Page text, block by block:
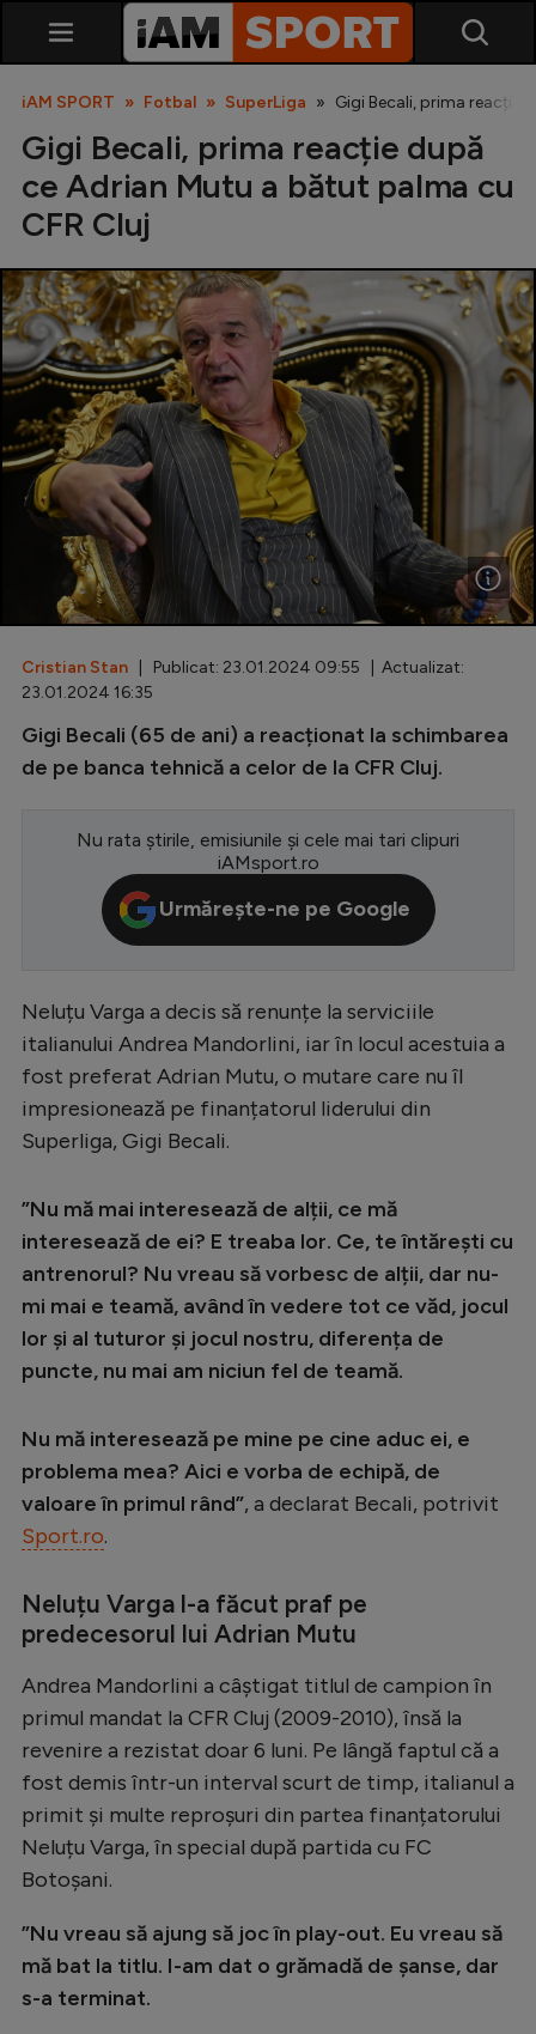
SuperLiga
Liga 2
Cupa României
Echipa Națională
U21
Fotbal feminin
Special
Diverse
Inedit
Champions League
Conference League
Premier League
Serie A
Bundesliga
Campionate
Starurile fotbalului
EURO 2024
Stranieri
Natație
Formula 1
Gimnastică
Auto
Rugby
Ciclism
JO 2024
iAM SPORT Fotbal SuperLiga Gigi Becali, prima reacție
Gigi Becali, prima reacție după
ce Adrian Mutu a bătut palma cu
CFR Cluj
Cristian Stan | Publicat: 23.01.2024 09:55 | Actualizat:
23.01.2024 16:35
Gigi Becali (65 de ani) a reacționat la schimbarea
de pe banca tehnică a celor de la CFR Cluj.
Nu rata știrile, emisiunile și cele mai tari clipuri
iAMsport.ro
Urmărește-ne pe Google
Neluțu Varga a decis să renunțe la serviciile
italianului Andrea Mandorlini, iar în locul acestuia a
fost preferat Adrian Mutu, o mutare care nu îl
impresionează pe finanțatorul liderului din
Superliga, Gigi Becali.
”Nu mă mai interesează de alții, ce mă
interesează de ei? E treaba lor. Ce, te întărești cu
antrenorul? Nu vreau să vorbesc de alții, dar nu-
mi mai e teamă, având în vedere tot ce văd, jocul
lor și al tuturor și jocul nostru, diferența de
puncte, nu mai am niciun fel de teamă.
Nu mă interesează pe mine pe cine aduc ei, e
problema mea? Aici e vorba de echipă, de
valoare în primul rând”, a declarat Becali, potrivit
Sport.ro.
Neluțu Varga l-a făcut praf pe
predecesorul lui Adrian Mutu
Andrea Mandorlini a câștigat titlul de campion în
primul mandat la CFR Cluj (2009-2010), însă la
revenire a rezistat doar 6 luni. Pe lângă faptul că a
fost demis într-un interval scurt de timp, italianul a
primit și multe reproșuri din partea finanțatorului
Neluțu Varga, în special după partida cu FC
Botoșani.
”Nu vreau să ajung să joc în play-out. Eu vreau să
mă bat la titlu. I-am dat o grămadă de șanse, dar
s-a terminat.